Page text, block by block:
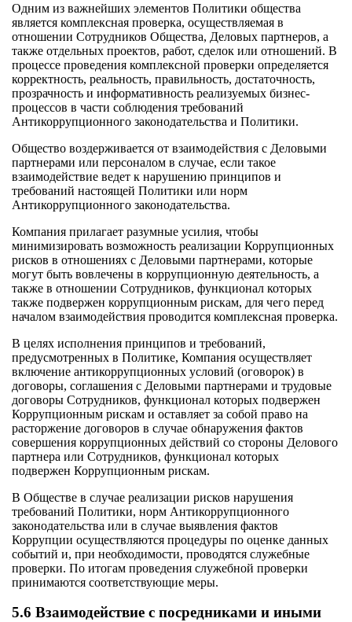
Одним из важнейших элементов Политики общества
является комплексная проверка, осуществляемая в
отношении Сотрудников Общества, Деловых партнеров, а
также отдельных проектов, работ, сделок или отношений. В
процессе проведения комплексной проверки определяется
корректность, реальность, правильность, достаточность,
прозрачность и информативность реализуемых бизнес-
процессов в части соблюдения требований
Антикоррупционного законодательства и Политики.
Общество воздерживается от взаимодействия с Деловыми
партнерами или персоналом в случае, если такое
взаимодействие ведет к нарушению принципов и
требований настоящей Политики или норм
Антикоррупционного законодательства.
Компания прилагает разумные усилия, чтобы
минимизировать возможность реализации Коррупционных
рисков в отношениях с Деловыми партнерами, которые
могут быть вовлечены в коррупционную деятельность, а
также в отношении Сотрудников, функционал которых
также подвержен коррупционным рискам, для чего перед
началом взаимодействия проводится комплексная проверка.
В целях исполнения принципов и требований,
предусмотренных в Политике, Компания осуществляет
включение антикоррупционных условий (оговорок) в
договоры, соглашения с Деловыми партнерами и трудовые
договоры Сотрудников, функционал которых подвержен
Коррупционным рискам и оставляет за собой право на
расторжение договоров в случае обнаружения фактов
совершения коррупционных действий со стороны Делового
партнера или Сотрудников, функционал которых
подвержен Коррупционным рискам.
В Обществе в случае реализации рисков нарушения
требований Политики, норм Антикоррупционного
законодательства или в случае выявления фактов
Коррупции осуществляются процедуры по оценке данных
событий и, при необходимости, проводятся служебные
проверки. По итогам проведения служебной проверки
принимаются соответствующие меры.
5.6 Взаимодействие с посредниками и иными